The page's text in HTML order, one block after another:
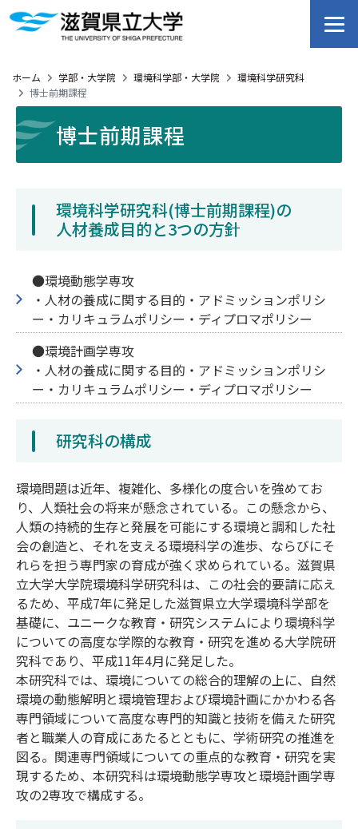
ホーム 学部・大学院 環境科学部・大学院
環境科学研究科
博士前期課程
博士前期課程
環境科学研究科(博士前期課程)の
人材養成目的と3つの方針
●環境動態学専攻
・人材の養成に関する目的・アドミッションポリシ
ー・カリキュラムポリシー・ディプロマポリシー
●環境計画学専攻
・人材の養成に関する目的・アドミッションポリシ
ー・カリキュラムポリシー・ディプロマポリシー
研究科の構成
環境問題は近年、複雑化、多様化の度合いを強めてお
り、人類社会の将来が懸念されている。この懸念から、
人類の持続的生存と発展を可能にする環境と調和した社
会の創造と、それを支える環境科学の進歩、ならびにそ
れらを担う専門家の育成が強く求められている。滋賀県
立大学大学院環境科学研究科は、この社会的要請に応え
るため、平成7年に発足した滋賀県立大学環境科学部を
基礎に、ユニークな教育・研究システムにより環境科学
についての高度な学際的な教育・研究を進める大学院研
究科であり、平成11年4月に発足した。
本研究科では、環境についての総合的理解の上に、自然
環境の動態解明と環境管理および環境計画にかかわる各
専門領域について高度な専門的知識と技術を備えた研究
者と職業人の育成にあたるとともに、学術研究の推進を
図る。関連専門領域についての重点的な教育・研究を実
現するため、本研究科は環境動態学専攻と環境計画学専
攻の2専攻で構成する。